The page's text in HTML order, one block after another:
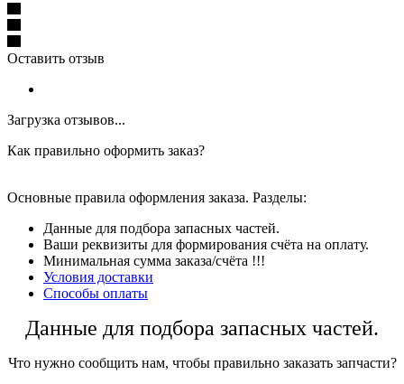
Оставить отзыв
Загрузка отзывов...
Как правильно оформить заказ?
Основные правила оформления заказа. Разделы:
Данные для подбора запасных частей.
Ваши реквизиты для формирования счёта на оплату.
Минимальная сумма заказа/счёта !!!
Условия доставки
Способы оплаты
Данные для подбора запасных частей.
Что нужно сообщить нам, чтобы правильно заказать запчасти?